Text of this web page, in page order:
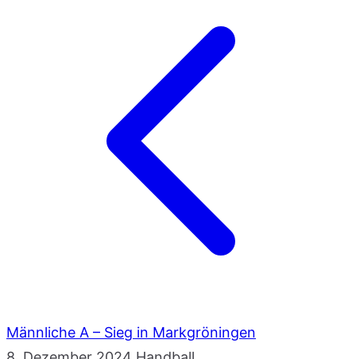
Männliche A – Sieg in Markgröningen